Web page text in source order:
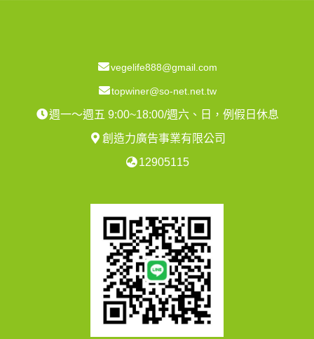
vegelife888@gmail.com
topwiner@so-net.net.tw
週一～週五 9:00~18:00/週六、日，例假日休息
創造力廣告事業有限公司
12905115